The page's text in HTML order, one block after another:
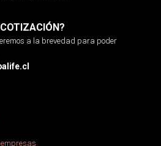
a la brevedad para poder